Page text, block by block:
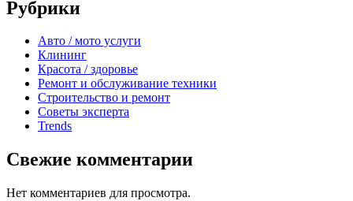
Рубрики
Авто / мото услуги
Клининг
Красота / здоровье
Ремонт и обслуживание техники
Строительство и ремонт
Советы эксперта
Trends
Свежие комментарии
Нет комментариев для просмотра.